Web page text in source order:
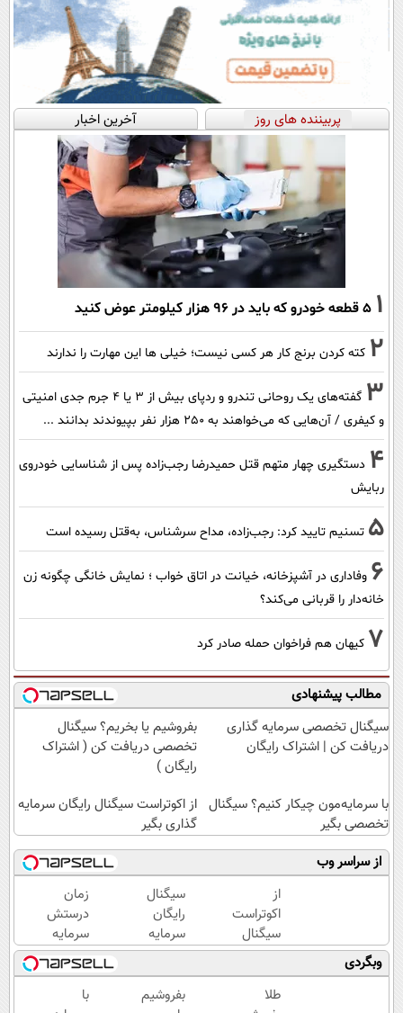
پربیننده های روز آخرین اخبار
1 ۵ قطعه خودرو که باید در ۹۶ هزار کیلومتر عوض کنید
2 کته کردن برنج کار هر کسی نیست؛ خیلی ها این مهارت را ندارند
3
گفته‌های یک روحانی تندرو و ردپای بیش از ۳ یا ۴ جرم جدی امنیتی
و کیفری / آن‌هایی که می‌خواهند به ۲۵۰ هزار نفر بپیوندند بدانند ...
4 دستگیری چهار متهم قتل حمیدرضا رجب‌زاده پس از شناسایی خودروی
ربایش
5 تسنیم تایید کرد: رجب‌زاده، مداح سرشناس، به‌قتل رسیده است
6 وفاداری در آشپزخانه، خیانت در اتاق خواب ؛ نمایش خانگی چگونه زن
خانه‌دار را قربانی می‌کند؟
7 کیهان هم فراخوان حمله صادر کرد
مطالب پیشنهادی
سیگنال تخصصی سرمایه گذاری
دریافت کن | اشتراک رایگان
بفروشیم یا بخریم؟ سیگنال
تخصصی دریافت کن ( اشتراک
رایگان )
با سرمایه‌مون چیکار کنیم؟ سیگنال
تخصصی بگیر
از اکوتراست سیگنال رایگان سرمایه
گذاری بگیر
از سراسر وب
از
اکوتراست
سیگنال
رایگان
سرمایه
گذاری
سیگنال
رایگان
سرمایه
گذاری
میخوای؟
ثبت نام
زمان
درستش
سرمایه
گذاری
کن ✅
وبگردی
طلا
بفروشیم
با